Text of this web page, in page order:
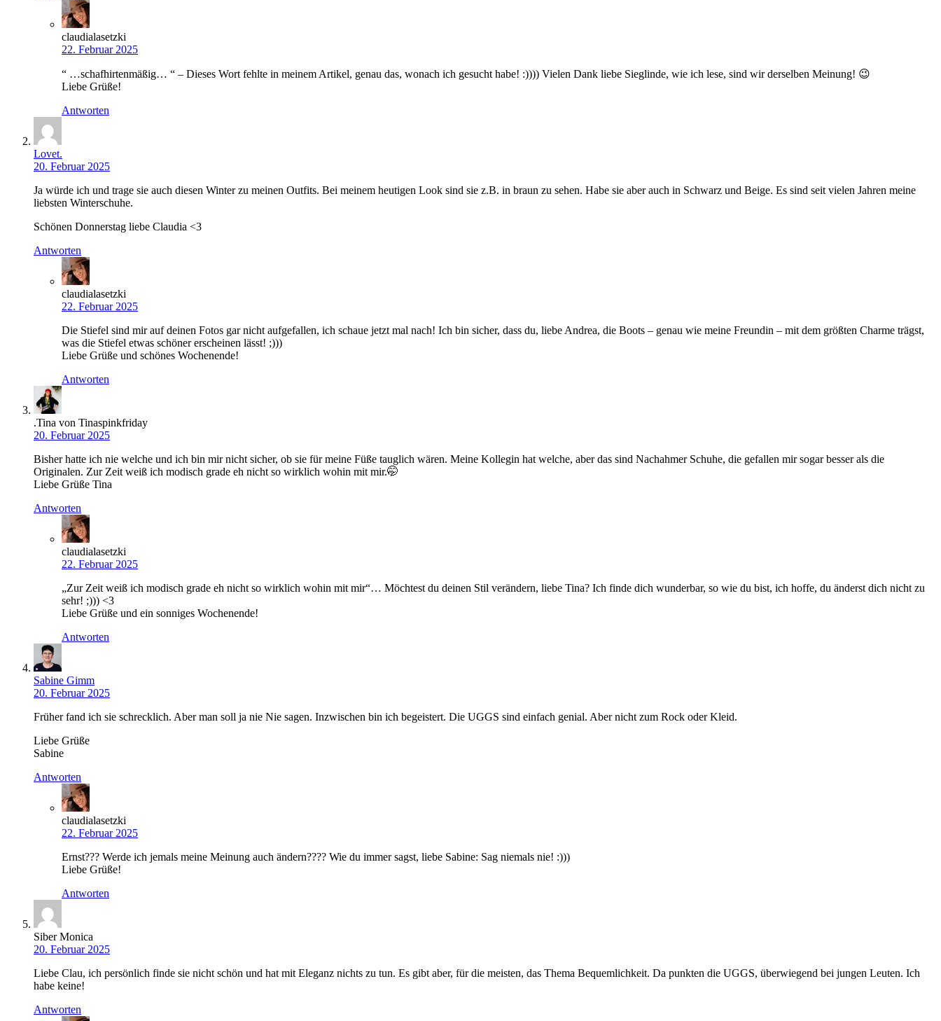
claudialasetzki
22. Februar 2025
“ …schafhirtenmäßig… “ – Dieses Wort fehlte in meinem Artikel, genau das, wonach ich gesucht habe! :)))) Vielen Dank liebe Sieglinde, wie ich lese, sind wir derselben Meinung! 😉
Liebe Grüße!
Antworten
Lovet.
20. Februar 2025
Ja würde ich und trage sie auch diesen Winter zu meinen Outfits. Bei meinem heutigen Look sind sie z.B. in braun zu sehen. Habe sie aber auch in Schwarz und Beige. Es sind seit vielen Jahren meine
liebsten Winterschuhe.
Schönen Donnerstag liebe Claudia <3
Antworten
claudialasetzki
22. Februar 2025
Die Stiefel sind mir auf deinen Fotos gar nicht aufgefallen, ich schaue jetzt mal nach! Ich bin sicher, dass du, liebe Andrea, die Boots – genau wie meine Freundin – mit dem größten Charme trägst,
was die Stiefel etwas schöner erscheinen lässt! ;)))
Liebe Grüße und schönes Wochenende!
Antworten
.Tina von Tinaspinkfriday
20. Februar 2025
Bisher hatte ich nie welche und ich bin mir nicht sicher, ob sie für meine Füße tauglich wären. Meine Kollegin hat welche, aber das sind Nachahmer Schuhe, die gefallen mir sogar besser als die
Originalen. Zur Zeit weiß ich modisch grade eh nicht so wirklich wohin mit mir.🤭
Liebe Grüße Tina
Antworten
claudialasetzki
22. Februar 2025
„Zur Zeit weiß ich modisch grade eh nicht so wirklich wohin mit mir“… Möchtest du deinen Stil verändern, liebe Tina? Ich finde dich wunderbar, so wie du bist, ich hoffe, du änderst dich nicht zu
sehr! ;))) <3
Liebe Grüße und ein sonniges Wochenende!
Antworten
Sabine Gimm
20. Februar 2025
Früher fand ich sie schrecklich. Aber man soll ja nie Nie sagen. Inzwischen bin ich begeistert. Die UGGS sind einfach genial. Aber nicht zum Rock oder Kleid.
Liebe Grüße
Sabine
Antworten
claudialasetzki
22. Februar 2025
Ernst??? Werde ich jemals meine Meinung auch ändern???? Wie du immer sagst, liebe Sabine: Sag niemals nie! :)))
Liebe Grüße!
Antworten
Siber Monica
20. Februar 2025
Liebe Clau, ich persönlich finde sie nicht schön und hat mit Eleganz nichts zu tun. Es gibt aber, für die meisten, das Thema Bequemlichkeit. Da punkten die UGGS, überwiegend bei jungen Leuten. Ich
habe keine!
Antworten